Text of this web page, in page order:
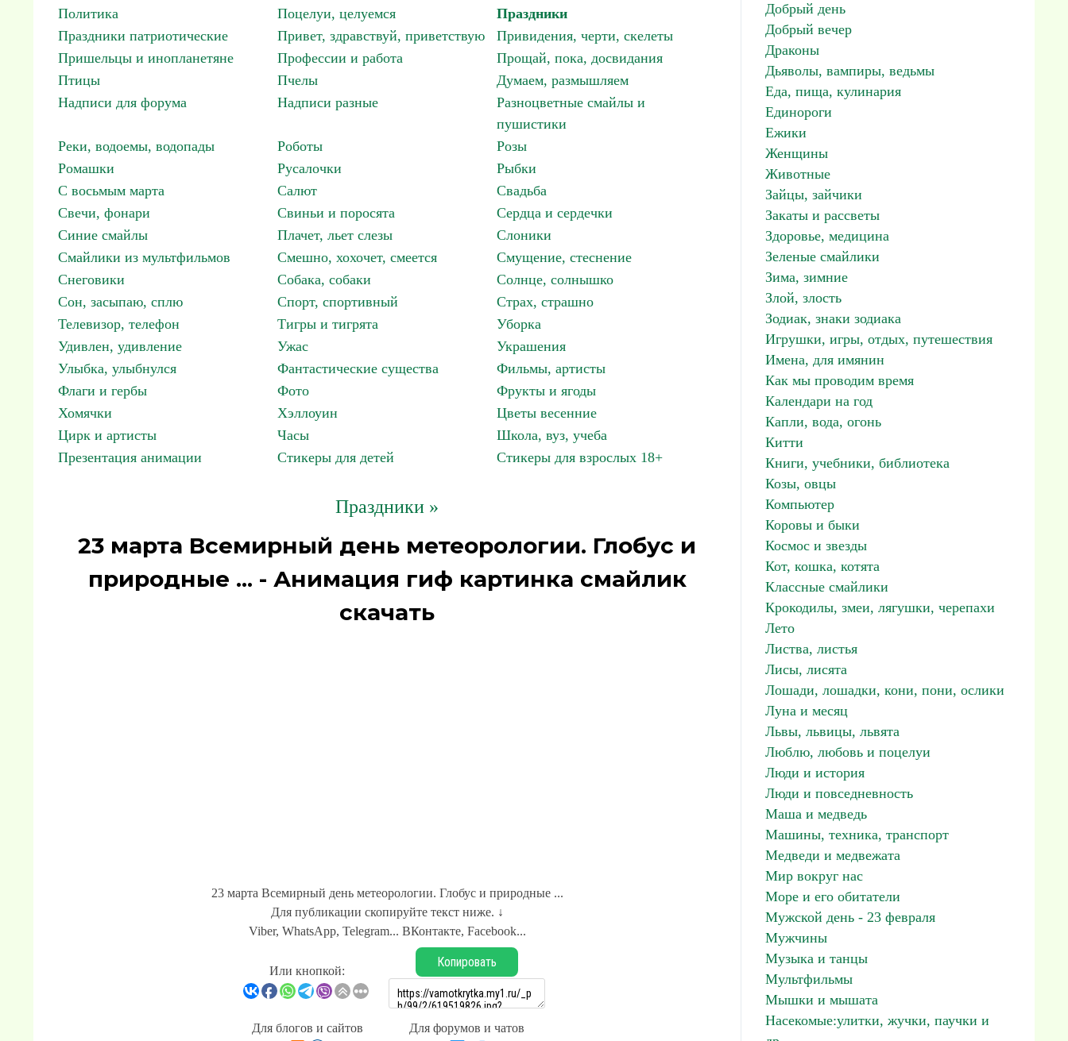
Политика
Поцелуи, целуемся
Праздники
Праздники патриотические
Привет, здравствуй, приветствую
Привидения, черти, скелеты
Пришельцы и инопланетяне
Профессии и работа
Прощай, пока, досвидания
Птицы
Пчелы
Думаем, размышляем
Надписи для форума
Надписи разные
Разноцветные смайлы и
пушистики
Реки, водоемы, водопады
Роботы
Розы
Ромашки
Русалочки
Рыбки
С восьмым марта
Салют
Свадьба
Свечи, фонари
Свиньи и поросята
Сердца и сердечки
Синие смайлы
Плачет, льет слезы
Слоники
Смайлики из мультфильмов
Смешно, хохочет, смеется
Смущение, стеснение
Снеговики
Собака, собаки
Солнце, солнышко
Сон, засыпаю, сплю
Спорт, спортивный
Страх, страшно
Телевизор, телефон
Тигры и тигрята
Уборка
Удивлен, удивление
Ужас
Украшения
Улыбка, улыбнулся
Фантастические существа
Фильмы, артисты
Флаги и гербы
Фото
Фрукты и ягоды
Хомячки
Хэллоуин
Цветы весенние
Цирк и артисты
Часы
Школа, вуз, учеба
Презентация анимации
Стикеры для детей Стикеры для взрослых 18+
Праздники »
23 марта Всемирный день метеорологии. Глобус и
природные ... - Анимация гиф картинка смайлик
скачать
23 марта Всемирный день метеорологии. Глобус и природные ...
Для публикации скопируйте текст ниже. ↓
Viber, WhatsApp, Telegram... ВКонтакте, Facebook...
Или кнопкой:
Копировать
Для блогов и сайтов Для форумов и чатов
Добрый день
Добрый вечер
Драконы
Дьяволы, вампиры, ведьмы
Еда, пища, кулинария
Единороги
Ежики
Женщины
Животные
Зайцы, зайчики
Закаты и рассветы
Здоровье, медицина
Зеленые смайлики
Зима, зимние
Злой, злость
Зодиак, знаки зодиака
Игрушки, игры, отдых, путешествия
Имена, для имянин
Как мы проводим время
Календари на год
Капли, вода, огонь
Китти
Книги, учебники, библиотека
Козы, овцы
Компьютер
Коровы и быки
Космос и звезды
Кот, кошка, котята
Классные смайлики
Крокодилы, змеи, лягушки, черепахи
Лето
Листва, листья
Лисы, лисята
Лошади, лошадки, кони, пони, ослики
Луна и месяц
Львы, львицы, львята
Люблю, любовь и поцелуи
Люди и история
Люди и повседневность
Маша и медведь
Машины, техника, транспорт
Медведи и медвежата
Мир вокруг нас
Море и его обитатели
Мужской день - 23 февраля
Мужчины
Музыка и танцы
Мультфильмы
Мышки и мышата
Насекомые:улитки, жучки, паучки и